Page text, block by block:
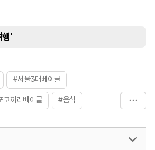
행'
#서울3대베이글
코끼리베이글 #음식